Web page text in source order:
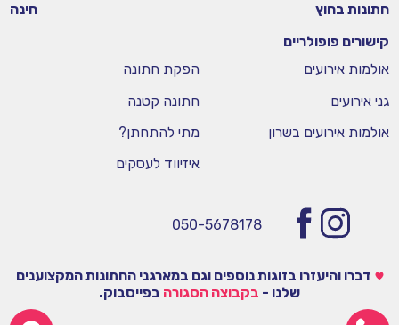
חתונות בחוץ חינה
קישורים פופולריים
אולמות אירועים
גני אירועים
אולמות אירועים בשרון
הפקת חתונה
חתונה קטנה
מתי להתחתן?
איזיווד לעסקים
050-5678178
דברו והיעזרו בזוגות נוספים וגם במארגני החתונות המקצוענים
שלנו - בקבוצה הסגורה בפייסבוק.